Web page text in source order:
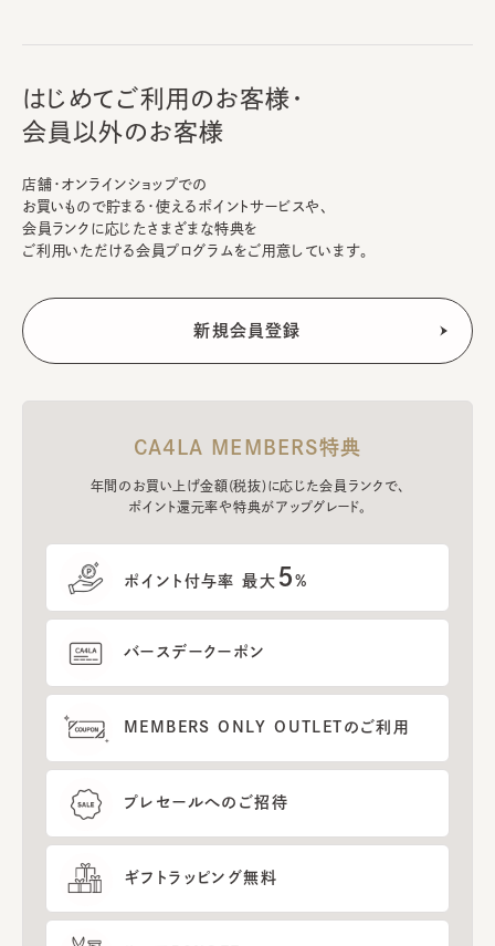
はじめてご利用のお客様・
会員以外のお客様
店舗・オンラインショップでの
お買いもので貯まる・使えるポイントサービスや、
会員ランクに応じたさまざまな特典を
ご利用いただける会員プログラムをご用意しています。
CA4LA MEMBERS特典
年間のお買い上げ金額(税抜)に応じた会員ランクで、
ポイント還元率や特典がアップグレード。
ポイント付与率 最大 5%
バースデークーポン
MEMBERS ONLY OUTLETのご利用
プレセールへのご招待
ギフトラッピング無料